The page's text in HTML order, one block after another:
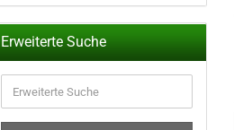
Erweiterte Suche
Suche